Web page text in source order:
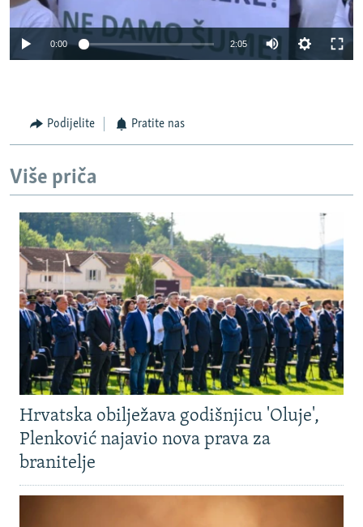
0:00 2:05
Podijelite Pratite nas
Više priča
Hrvatska obilježava godišnjicu 'Oluje',
Plenković najavio nova prava za
branitelje